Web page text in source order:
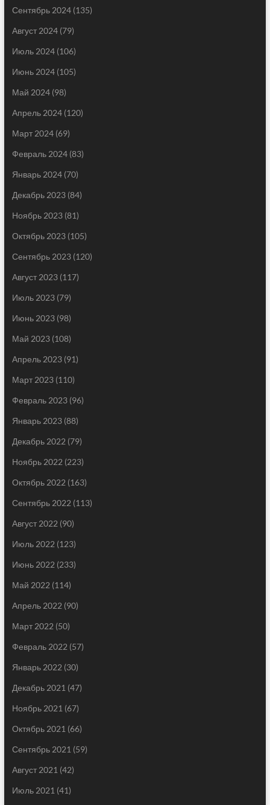
Сентябрь 2024(135)
Август 2024(79)
Июль 2024(106)
Июнь 2024(105)
Май 2024(98)
Апрель 2024(120)
Март 2024(69)
Февраль 2024(83)
Январь 2024(70)
Декабрь 2023(84)
Ноябрь 2023(81)
Октябрь 2023(105)
Сентябрь 2023(120)
Август 2023(117)
Июль 2023(79)
Июнь 2023(98)
Май 2023(108)
Апрель 2023(91)
Март 2023(110)
Февраль 2023(96)
Январь 2023(88)
Декабрь 2022 (79)
Ноябрь 2022 (223)
Октябрь 2022 (163)
Сентябрь 2022 (113)
Август 2022 (90)
Июль 2022 (123)
Июнь 2022 (233)
Май 2022 (114)
Апрель 2022 (90)
Март 2022 (50)
Февраль 2022 (57)
Январь 2022 (30)
Декабрь 2021 (47)
Ноябрь 2021 (67)
Октябрь 2021 (66)
Сентябрь 2021 (59)
Август 2021 (42)
Июль 2021 (41)